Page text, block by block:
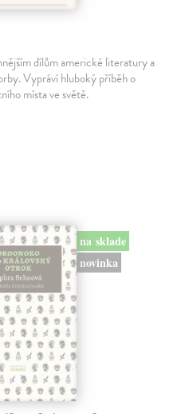
dílům americké literatury a
Vypráví hluboký příběh o
místa ve světě.
na sklade
novinka